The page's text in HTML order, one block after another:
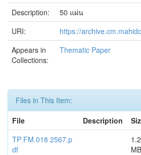
Description:
50 แผ่น
URI:
https://
Appears in
Collections:
Thematic Paper
Files in This Item:
File
Description
TP FM.018 2567.p
df
1.2
MB